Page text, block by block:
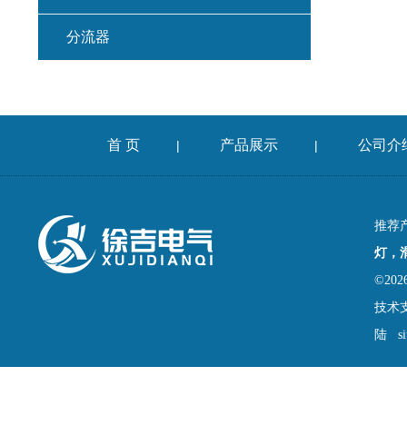
分流器
首 页 | 产品展示 | 公司介
推荐
灯，
技术
陆